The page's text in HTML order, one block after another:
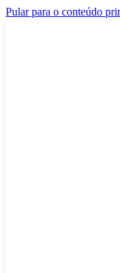
Pular para o conteúdo